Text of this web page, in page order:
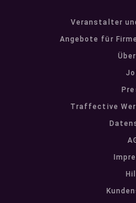
Veranstalter
Angebote für
Traffective